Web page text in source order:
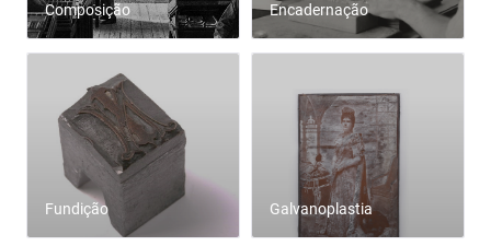
Composição Encadernação
Fundição Galvanoplastia